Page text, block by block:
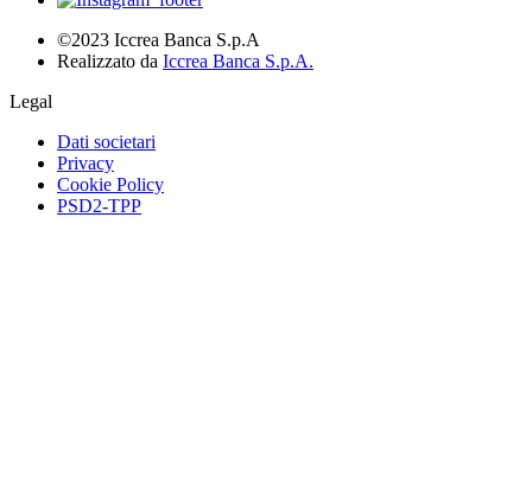
©2023 Iccrea Banca S.p.A
Realizzato da Iccrea Banca S.p.A.
Legal
Dati societari
Privacy
Cookie Policy
PSD2-TPP